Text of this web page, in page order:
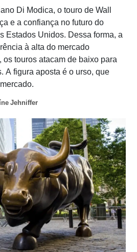
Di Modica, o touro de Wall
e a confiança no futuro do
Estados Unidos. Dessa forma, a
à alta do mercado
touros atacam de baixo para
A figura aposta é o urso, que
Jehniffer